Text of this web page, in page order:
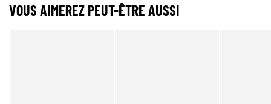
VOUS AIMEREZ PEUT-ÊTRE AUSSI